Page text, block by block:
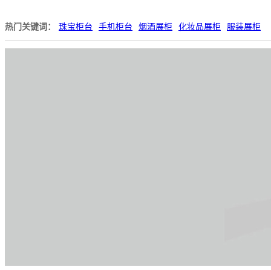
热门关键词： 珠宝柜台 手机柜台 烟酒展柜 化妆品展柜 服装展柜